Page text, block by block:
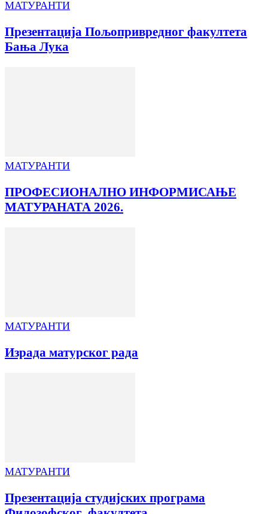
МАТУРАНТИ
Презентација Пољопривредног факултета
Бања Лука
МАТУРАНТИ
ПРОФЕСИОНАЛНО ИНФОРМИСАЊЕ
МАТУРАНАТА 2026.
МАТУРАНТИ
Израда матурског рада
МАТУРАНТИ
Презентација студијских програма